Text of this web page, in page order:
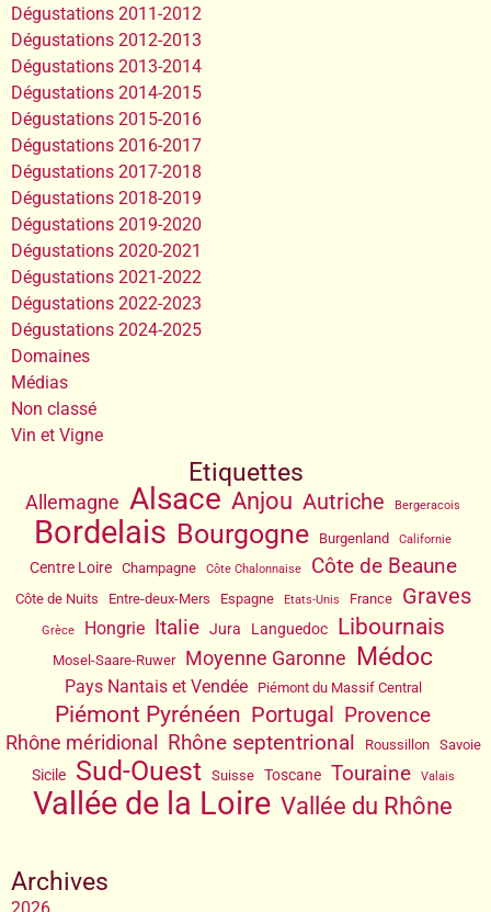
Dégustations 2011-2012
Dégustations 2012-2013
Dégustations 2013-2014
Dégustations 2014-2015
Dégustations 2015-2016
Dégustations 2016-2017
Dégustations 2017-2018
Dégustations 2018-2019
Dégustations 2019-2020
Dégustations 2020-2021
Dégustations 2021-2022
Dégustations 2022-2023
Dégustations 2024-2025
Domaines
Médias
Non classé
Vin et Vigne
Etiquettes
Allemagne Alsace Anjou Autriche Bergeracois
Bordelais Bourgogne Burgenland Californie
Centre Loire Champagne Côte Chalonnaise Côte de Beaune
Côte de Nuits Entre-deux-Mers Espagne Etats-Unis France Graves
Grèce Hongrie Italie Jura Languedoc Libournais
Mosel-Saare-Ruwer Moyenne Garonne Médoc
Pays Nantais et Vendée Piémont du Massif Central
Piémont Pyrénéen Portugal Provence
Rhône méridional Rhône septentrional Roussillon Savoie
Sicile Sud-Ouest Suisse Toscane Touraine Valais
Vallée de la Loire Vallée du Rhône
Archives